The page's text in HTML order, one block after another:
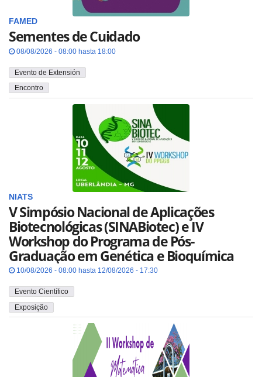
FAMED
Sementes de Cuidado
08/08/2026 - 08:00 hasta 18:00
Evento de Extensión
Encontro
NIATS
V Simpósio Nacional de Aplicações
Biotecnológicas (SINABiotec) e IV
Workshop do Programa de Pós-
Graduação em Genética e Bioquímica
10/08/2026 - 08:00 hasta 12/08/2026 - 17:30
Evento Científico
Exposição